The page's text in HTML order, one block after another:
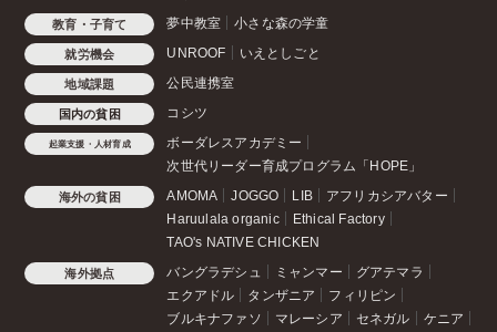
教育・子育て 夢中教室 小さな森の学童
就労機会 UNROOF いえとしごと
地域課題 公民連携室
国内の貧困 コシツ
起業支援・人材育成
ボーダレスアカデミー
次世代リーダー育成プログラム「HOPE」
海外の貧困 AMOMA JOGGO LIB
アフリカシアバター
Haruulala organic
Ethical Factory
TAO's NATIVE CHICKEN
海外拠点 バングラデシュ ミャンマー
グアテマラ
エクアドル
タンザニア
フィリピン
ブルキナファソ
マレーシア セネガル
ケニア